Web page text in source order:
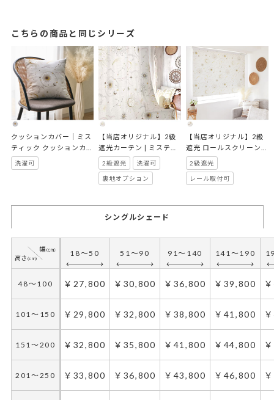
こちらの商品と同じシリーズ
クッションカバー｜ミス
ティック クッションカバ
ー
洗濯可
【当店オリジナル】2級
遮光カーテン | ミスティ
ック
2級遮光 洗濯可
裏地オプション
【当店オリジナル】2級
遮光 ロールスクリーン｜
ミスティック ベージュ
2級遮光
レール取付可
シングルシェード
18～50 51～90 91～140 141～190
48～100 ￥27,800 ￥30,800 ￥36,800 ￥39,800
101～150 ￥29,800 ￥32,800 ￥38,800 ￥41,800
151～200 ￥32,800 ￥35,800 ￥41,800 ￥44,800
201～250 ￥33,800 ￥36,800 ￥43,800 ￥46,800